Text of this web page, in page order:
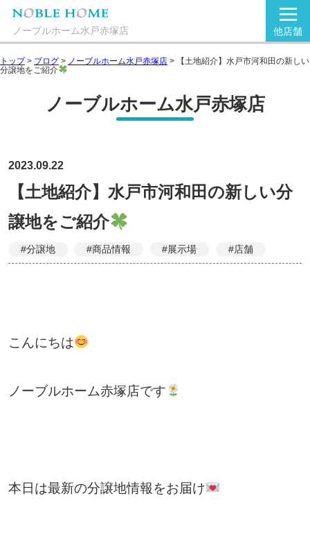
ノーブルホーム水戸赤塚店 他店舗
トップ> ブログ > ノーブルホーム水戸赤塚店 >
【土地紹介】水戸市河和田の新しい
分譲地をご紹介
ノーブルホーム水戸赤塚店
2023.09.22
【土地紹介】水戸市河和田の新しい分
譲地をご紹介
#分譲地 #商品情報 #展示場 #店舗
こんにちは
ノーブルホーム赤塚店です
本日は最新の分譲地情報をお届け